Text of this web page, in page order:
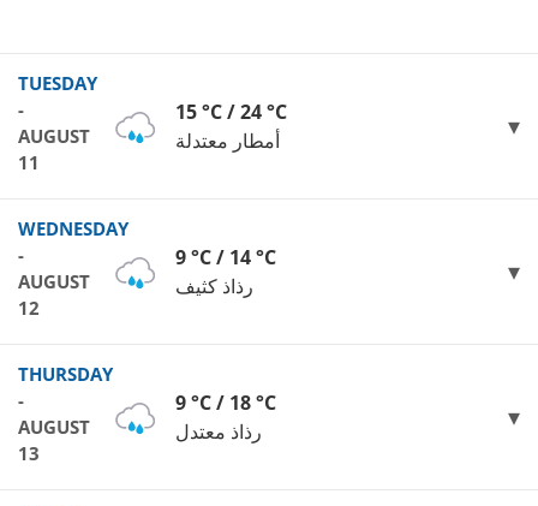
TUESDAY
-
AUGUST
11
15 °C / 24 °C
أمطار معتدلة
WEDNESDAY
-
AUGUST
12
9 °C / 14 °C
رذاذ كثيف
THURSDAY
-
AUGUST
13
9 °C / 18 °C
رذاذ معتدل